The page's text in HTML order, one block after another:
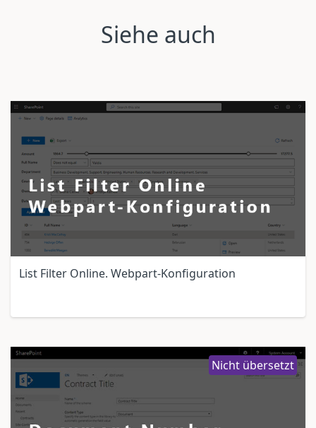
Siehe auch
List Filter Online. Webpart-Konfiguration
Nicht übersetzt